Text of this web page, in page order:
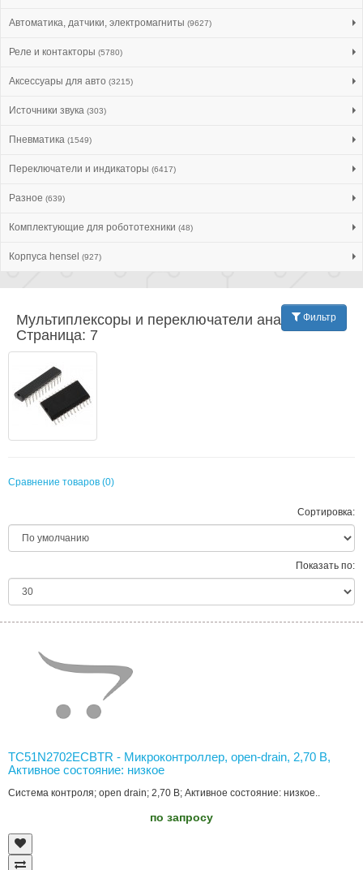
Автоматика, датчики, электромагниты (9627)
Реле и контакторы (5780)
Аксессуары для авто (3215)
Источники звука (303)
Пневматика (1549)
Переключатели и индикаторы (6417)
Разное (639)
Комплектующие для робототехники (48)
Корпуса hensel (927)
Фильтр
Мультиплексоры и переключатели аналог. |
Страница: 7
Сравнение товаров (0)
Сортировка:
Показать по:
TC51N2702ECBTR - Микроконтроллер, open-drain, 2,70 В,
Активное состояние: низкое
Система контроля; open drain; 2,70 В; Активное состояние: низкое..
по запросу